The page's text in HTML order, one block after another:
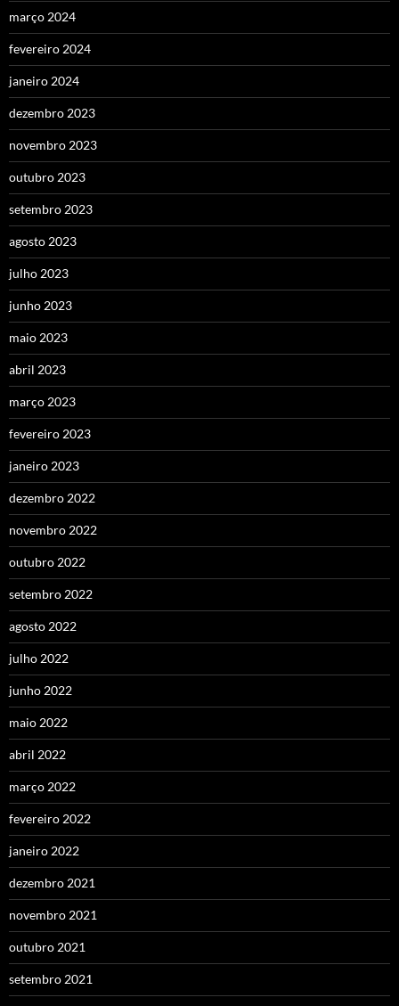
março 2024
fevereiro 2024
janeiro 2024
dezembro 2023
novembro 2023
outubro 2023
setembro 2023
agosto 2023
julho 2023
junho 2023
maio 2023
abril 2023
março 2023
fevereiro 2023
janeiro 2023
dezembro 2022
novembro 2022
outubro 2022
setembro 2022
agosto 2022
julho 2022
junho 2022
maio 2022
abril 2022
março 2022
fevereiro 2022
janeiro 2022
dezembro 2021
novembro 2021
outubro 2021
setembro 2021